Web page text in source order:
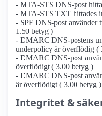
- MTA-STS DNS-post
- MTA-STS TXT hittades
- SPF DNS-post använder
1.50 betyg )
- DMARC DNS-postens
underpolicy är överflödig (
- DMARC DNS-post
överflödigt ( 3.00 betyg )
- DMARC DNS-post
är överflödigt ( 3.00 betyg )
Integritet &